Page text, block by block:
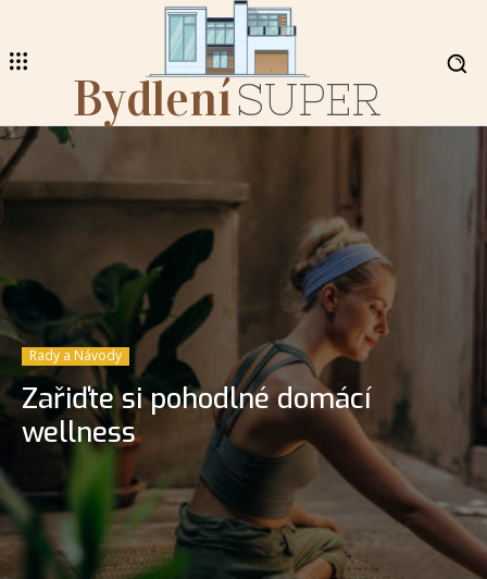
BydleníSUPER
Rady a Návody
Zařiďte si pohodlné domácí
wellness